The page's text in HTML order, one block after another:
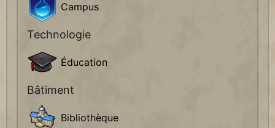
Campus
Technologie
Éducation
Bâtiment
Bibliothèque